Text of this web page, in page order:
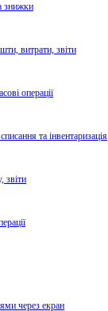
знижки
витрати, звіти
операції
та інвентаризація
звіти
через екран